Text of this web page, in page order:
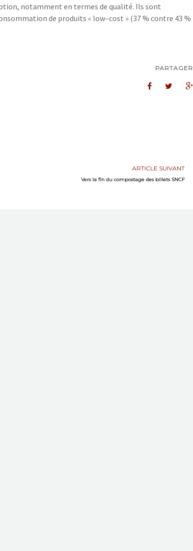
notamment en termes de qualité. Ils sont
de produits « low–cost » (37% contre 43 %
PARTAGER
ARTICLE SUIVANT
Vers la fin du compostage des billets SNCF